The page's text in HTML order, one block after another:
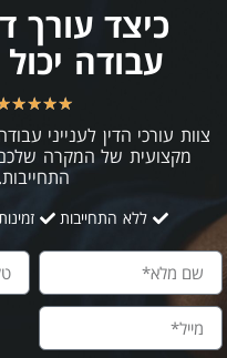
כיצד עורך
עבודה
★
★
★
★
צוות עורכי הדין לענייני
מקצועית של המקרה
התחייבות.
ללא התחייבות